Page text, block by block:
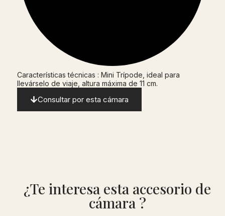
Características técnicas : Mini Trípode, ideal para
llevárselo de viaje, altura máxima de 11 cm.
Consultar por esta cámara
¿Te interesa esta accesorio de
cámara ?